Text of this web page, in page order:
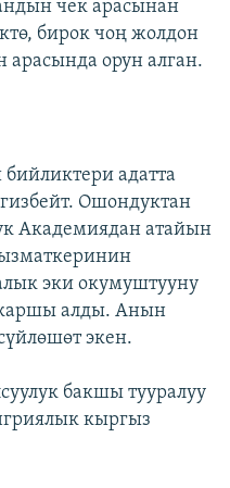
чек арасынан
бирок чоң жолдон
арасында орун алган.
адатта
Ошондуктан
Академиядан атайын
эки окумуштууну
алды. Анын
экен.
бакшы тууралуу
кыргыз